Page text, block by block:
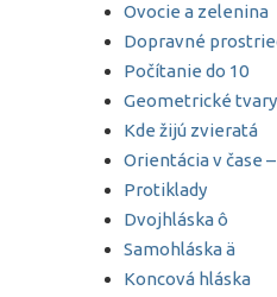
Ovocie a zelenina
Dopravné
Počítanie do 10
Geometrické tvary
Kde žijú zvieratá
Orientácia v čase
Protiklady
Dvojhláska ô
Samohláska ä
Koncová hláska